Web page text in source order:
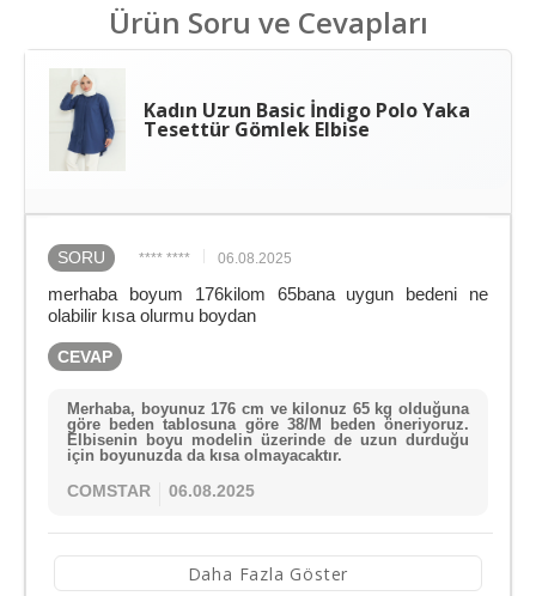
Ürün Soru ve Cevapları
Kadın Uzun Basic İndigo Polo Yaka
Tesettür Gömlek Elbise
SORU **** **** 06.08.2025
merhaba boyum 176kilom 65bana uygun bedeni ne
olabilir kısa olurmu boydan
CEVAP
Merhaba, boyunuz 176 cm ve kilonuz 65 kg olduğuna
göre beden tablosuna göre 38/M beden öneriyoruz.
Elbisenin boyu modelin üzerinde de uzun durduğu
için boyunuzda da kısa olmayacaktır.
COMSTAR 06.08.2025
Daha Fazla Göster